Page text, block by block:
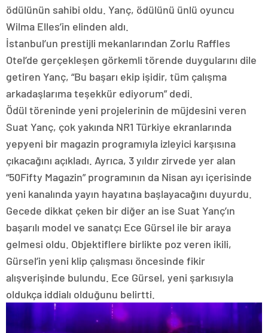
ödülünün sahibi oldu. Yanç, ödülünü ünlü oyuncu
Wilma Elles’in elinden aldı.
İstanbul’un prestijli mekanlarından Zorlu Raffles
Otel’de gerçekleşen görkemli törende duygularını dile
getiren Yanç, “Bu başarı ekip işidir, tüm çalışma
arkadaşlarıma teşekkür ediyorum” dedi.
Ödül töreninde yeni projelerinin de müjdesini veren
Suat Yanç, çok yakında NR1 Türkiye ekranlarında
yepyeni bir magazin programıyla izleyici karşısına
çıkacağını açıkladı. Ayrıca, 3 yıldır zirvede yer alan
“50Fifty Magazin” programının da Nisan ayı içerisinde
yeni kanalında yayın hayatına başlayacağını duyurdu.
Gecede dikkat çeken bir diğer an ise Suat Yanç’ın
başarılı model ve sanatçı Ece Gürsel ile bir araya
gelmesi oldu. Objektiflere birlikte poz veren ikili,
Gürsel’in yeni klip çalışması öncesinde fikir
alışverişinde bulundu. Ece Gürsel, yeni şarkısıyla
oldukça iddialı olduğunu belirtti.